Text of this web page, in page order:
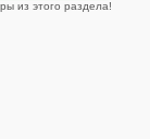
из этого раздела!